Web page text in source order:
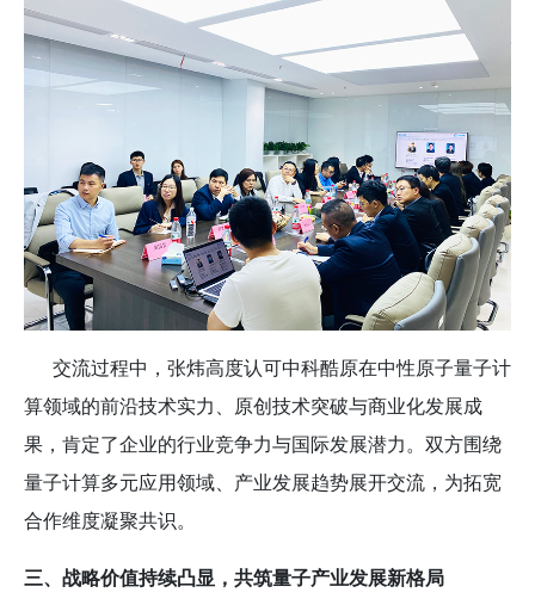
交流过程中，张炜高度认可中科酷原在中性原子量子计
算领域的前沿技术实力、原创技术突破与商业化发展成
果，肯定了企业的行业竞争力与国际发展潜力。双方围绕
量子计算多元应用领域、产业发展趋势展开交流，为拓宽
合作维度凝聚共识。
三、战略价值持续凸显，共筑量子产业发展新格局